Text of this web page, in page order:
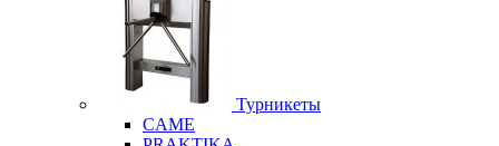
Турникеты
CAME